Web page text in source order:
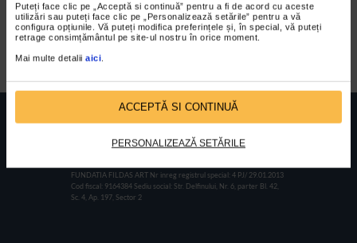
Puteți face clic pe „Acceptă si continuă” pentru a fi de acord cu aceste
utilizări sau puteți face clic pe „Personalizează setările” pentru a vă
configura opțiunile. Vă puteți modifica preferințele și, în special, vă puteți
retrage consimțământul pe site-ul nostru în orice moment.
Mai multe detalii aici.
ACCEPTĂ SI CONTINUĂ
PERSONALIZEAZĂ SETĂRILE
26/02/2014
Spectacolul Teatrului Bulandra, dupa textul cu acelasi nume
spectacolului, acolo unde magia dispare, pentru a...
FUNDATIA FILDAS ART Nr inreg registrul special: 4 PJ/ 29.01.2013
Cod fiscal: 9164384 Sediu social: Str. Delfinului, Nr. 6, parter Bl. 42,
Sc. 4, Ap. 197, Sector 2